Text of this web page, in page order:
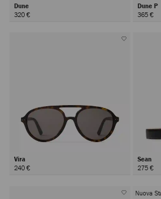
Dune
320 €
Dune P
365 €
Vira
240 €
Sean
275 €
Nuova